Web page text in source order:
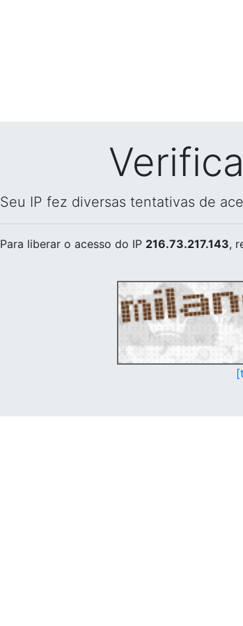
Seu IP fez diversas tentativas de
Para liberar o acesso do IP 216.73.217.143,